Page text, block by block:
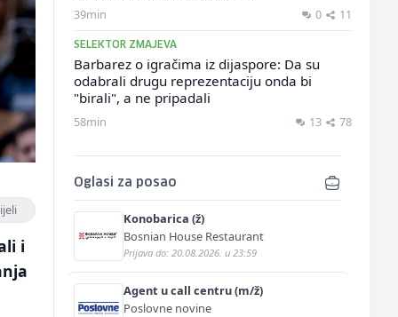
i
39min 0 11
SELEKTOR ZMAJEVA
Barbarez o igračima iz dijaspore: Da su
odabrali drugu reprezentaciju onda bi
"birali", a ne pripadali
58min 13 78
Oglasi za posao
Konobarica (ž)
Bosnian House Restaurant
Prijava do: 20.08.2026. u 23:59
Agent u call centru (m/ž)
Poslovne novine